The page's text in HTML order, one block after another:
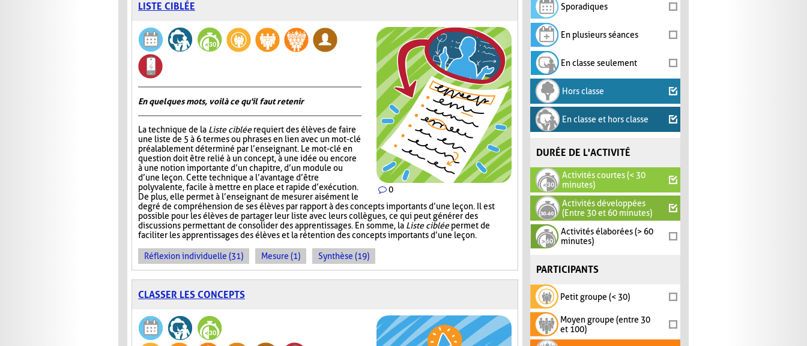
Sporadiques
En plusieurs séances
En classe seulement
Hors classe
En classe et hors classe
DURÉE DE L'ACTIVITÉ
Activités courtes (< 30
minutes)
Activités développées
(Entre 30 et 60 minutes)
Activités élaborées (> 60
minutes)
PARTICIPANTS
Petit groupe (< 30)
Moyen groupe (entre 30
et 100)
LISTE CIBLÉE
0
En quelques mots, voilà ce qu'il faut retenir
La technique de la Liste cibléerequiert des élèves de faire
une liste de 5 à 6 termes ou phrases en lien avec un mot-clé
préalablement déterminé par l’enseignant. Le mot-clé en
question doit être relié à un concept, à une idée ou encore
à une notion importante d’un chapitre, d’un module ou
d’une leçon. Cette technique a l’avantage d’être
polyvalente, facile à mettre en place et rapide d’exécution.
De plus, elle permet à l’enseignant de mesurer aisément le
degré de compréhension de ses élèves par rapport à des concepts importants d’une leçon. Il est
possible pour les élèves de partager leur liste avec leurs collègues, ce qui peut générer des
discussions permettant de consolider des apprentissages. En somme, la Liste cibléepermet de
faciliter les apprentissages des élèves et la rétention des concepts importants d’une leçon.
Réflexion individuelle (31) Mesure (1) Synthèse (19)
CLASSER LES CONCEPTS